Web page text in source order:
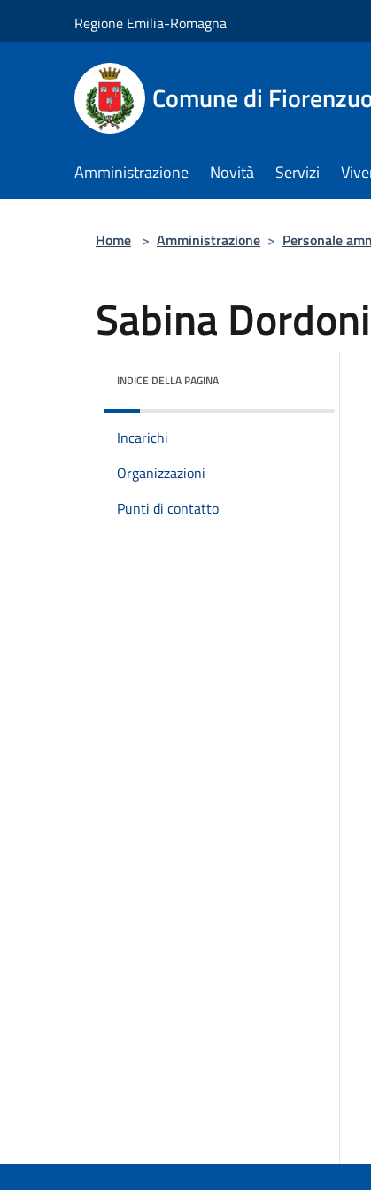
Regione Emilia-Romagna
Comune di
Amministrazione Novità Servizi
Home > Amministrazione > Personale
Sabina Dordoni
INDICE DELLA PAGINA
Incarichi
Organizzazioni
Punti di contatto